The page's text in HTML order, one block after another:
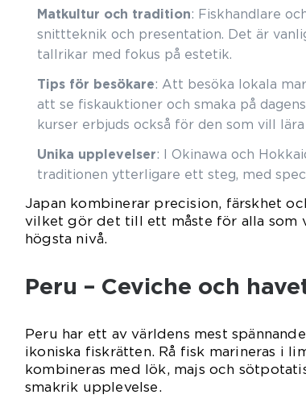
Matkultur och tradition: Fiskhandlare
snittteknik och presentation. Det är
tallrikar med fokus på estetik.
Tips för besökare: Att besöka lokala
att se fiskauktioner och smaka på
kurser erbjuds också för den som vill
Unika upplevelser: I Okinawa och
traditionen ytterligare ett steg, med
Japan kombinerar precision, färskhet
vilket gör det till ett måste för alla som
högsta nivå.
Peru – Ceviche och
Peru har ett av världens mest
ikoniska fiskrätten. Rå fisk marineras i
kombineras med lök, majs och
smakrik upplevelse.